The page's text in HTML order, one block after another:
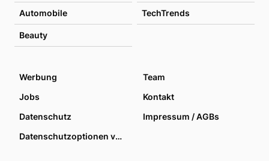
Automobile TechTrends
Beauty
Werbung
Team
Jobs
Kontakt
Datenschutz
Impressum / AGBs
Datenschutzoptionen verwalten